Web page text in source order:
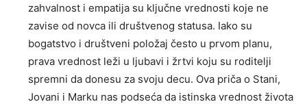
zahvalnost i empatija su ključne vrednosti koje ne
zavise od novca ili društvenog statusa. Iako su
bogatstvo i društveni položaj često u prvom planu,
prava vrednost leži u ljubavi i žrtvi koju su roditelji
spremni da donesu za svoju decu. Ova priča o Stani,
Jovani i Marku nas podseća da istinska vrednost života